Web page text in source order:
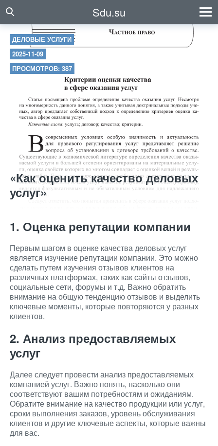
Sdu.su
ДЕЛОВЫЕ УСЛУГИ
2025-11-09
ПРОСМОТРОВ: 387
«Как оценить качество деловых
услуг»
1. Оценка репутации компании
Первым шагом в оценке качества деловых услуг
является изучение репутации компании. Это можно
сделать путем изучения отзывов клиентов на
различных платформах, таких как сайты отзывов,
социальные сети, форумы и т.д. Важно обратить
внимание на общую тенденцию отзывов и выделить
ключевые моменты, которые повторяются у разных
клиентов.
2. Анализ предоставляемых
услуг
Далее следует провести анализ предоставляемых
компанией услуг. Важно понять, насколько они
соответствуют вашим потребностям и ожиданиям.
Обратите внимание на качество продукции или услуг,
сроки выполнения заказов, уровень обслуживания
клиентов и другие ключевые аспекты, которые важны
для вас.